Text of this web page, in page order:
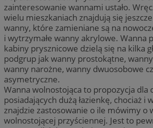
zainteresowanie wannami ustało.
wielu mieszkaniach znajdują się
wanny, które zamieniane są na
i wytrzymałe wanny akrylowe. Wanna
kabiny prysznicowe dzielą się na kilka
podgrup jak wanny prostokątne,
wanny narożne, wanny dwuosobowe
asymetryczne.
Wanna wolnostojąca to propozycja dla
posiadających dużą łazienkę, chociaż i
znajdzie zastosowanie o ile mówimy o
wolnostojącej przyściennej. Jest to